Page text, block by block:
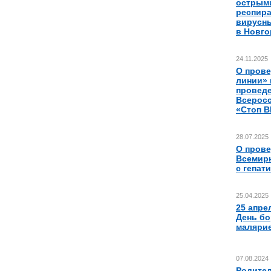
в
О
линии»
«Стоп
О
с
25
День